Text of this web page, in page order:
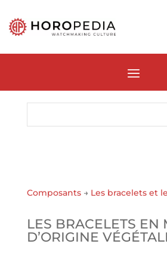
Composants→ Les bracelets et
LES BRACELETS EN
D’ORIGINE